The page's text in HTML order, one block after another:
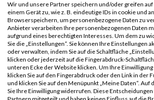
Wir und unsere Partner speichern und/oder greifen
einem Gerät zu, wie z. B. eindeutige IDs in cookie und
Browserspeichern, um personenbezogene Daten zu
Anbieter verarbeiten Ihre personenbezogenen Daten
aufgrund eines berechtigten Interesses. Um dem zu
Sie die „Einstellungen“. Sie können Ihre Einstellungen
oder verwalten, indem Sie auf die Schaltfläche
klicken oder jederzeit auf die Fingerabdruck-
unteren Ecke der Website klicken. Um Ihre
klicken Sie auf den Fingerabdruck oder den Link in der
und klicken Sie auf den Menüpunkt „Meine Daten“. Auf
Sie Ihre Einwilligung widerrufen. Diese